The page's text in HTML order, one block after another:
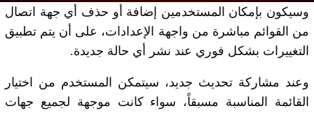
وسيكون بإمكان المستخدمين إضافة أو حذف أي جهة اتصال
من القوائم مباشرة من واجهة الإعدادات، على أن يتم تطبيق
التغييرات بشكل فوري عند نشر أي حالة جديدة.
وعند مشاركة تحديث جديد، سيتمكن المستخدم من اختيار
القائمة المناسبة مسبقاً، سواء كانت موجهة لجميع جهات